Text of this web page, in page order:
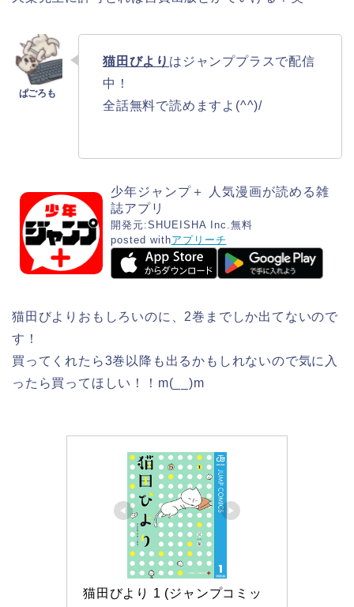
猫田びより はジャンププラスで配信
中！
全話無料で読めますよ(^^)/
少年ジャンプ＋ 人気漫画が読める雑
誌アプリ
開発元:SHUEISHA Inc. 無料
posted withアプリーチ
猫田びよりおもしろいのに、2巻までしか出てないので
す！
買ってくれたら3巻以降も出るかもしれないので気に入
ったら買ってほしい！！m(__)m
猫田びより 1 (ジャンプコミッ